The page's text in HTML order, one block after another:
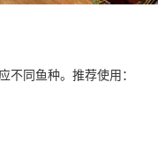
不同鱼种。推荐使用：